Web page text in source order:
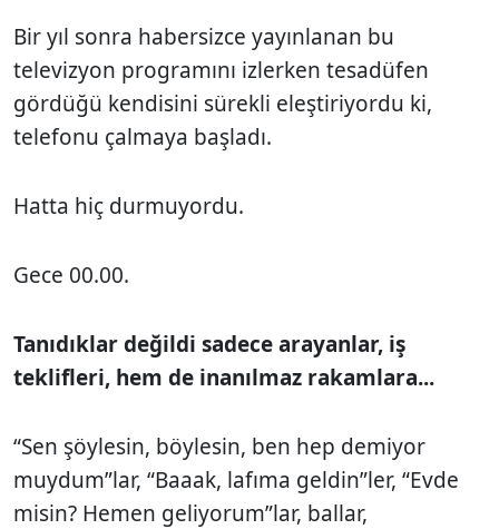
Bir yıl sonra habersizce yayınlanan bu
televizyon programını izlerken tesadüfen
gördüğü kendisini sürekli eleştiriyordu ki,
telefonu çalmaya başladı.
Hatta hiç durmuyordu.
Gece 00.00.
Tanıdıklar değildi sadece arayanlar, iş
teklifleri, hem de inanılmaz rakamlara...
“Sen şöylesin, böylesin, ben hep demiyor
muydum”lar, “Baaak, lafıma geldin”ler, “Evde
misin? Hemen geliyorum”lar, ballar,